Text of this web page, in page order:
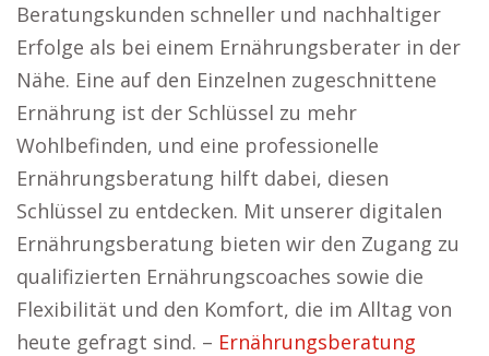
Beratungskunden schneller und nachhaltiger
Erfolge als bei einem Ernährungsberater in der
Nähe. Eine auf den Einzelnen zugeschnittene
Ernährung ist der Schlüssel zu mehr
Wohlbefinden, und eine professionelle
Ernährungsberatung hilft dabei, diesen
Schlüssel zu entdecken. Mit unserer digitalen
Ernährungsberatung bieten wir den Zugang zu
qualifizierten Ernährungscoaches sowie die
Flexibilität und den Komfort, die im Alltag von
heute gefragt sind. – Ernährungsberatung